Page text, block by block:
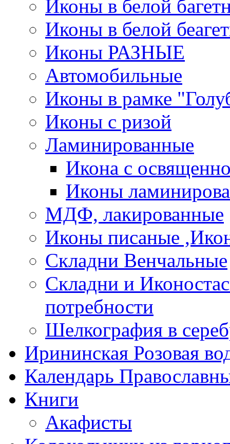
Иконы в белой
Иконы в белой
Иконы РАЗНЫЕ
Автомобильные
Иконы в рамке
Иконы с ризой
Ламинированные
Икона с
Иконы
МДФ, лакированные
Иконы писаные
Складни Венчальные
Складни и
потребности
Шелкография в
Ирининская Розовая
Календарь
Книги
Акафисты